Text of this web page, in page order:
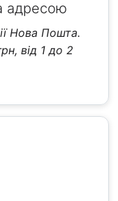
адресою
Нова Пошта.
від 1 до 2